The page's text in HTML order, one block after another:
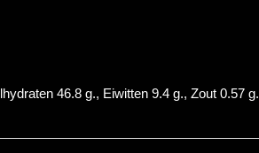
46.8 g., Eiwitten 9.4 g., Zout 0.57 g.